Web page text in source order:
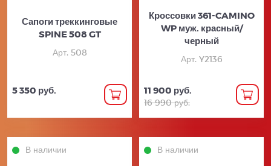
Сапоги треккинговые
SPINE 508 GT
Арт. 508
5 350 руб.
Кроссовки 361-CAMINO
WP муж. красный/
черный
Арт. Y2136
11 900 руб.
16 990 руб.
В наличии В наличии